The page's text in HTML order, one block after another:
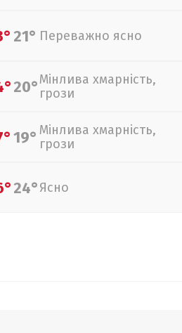
21° Переважно ясно
20°Мінлива хмарність,
грози
19° Мінлива хмарність,
грози
24°Ясно